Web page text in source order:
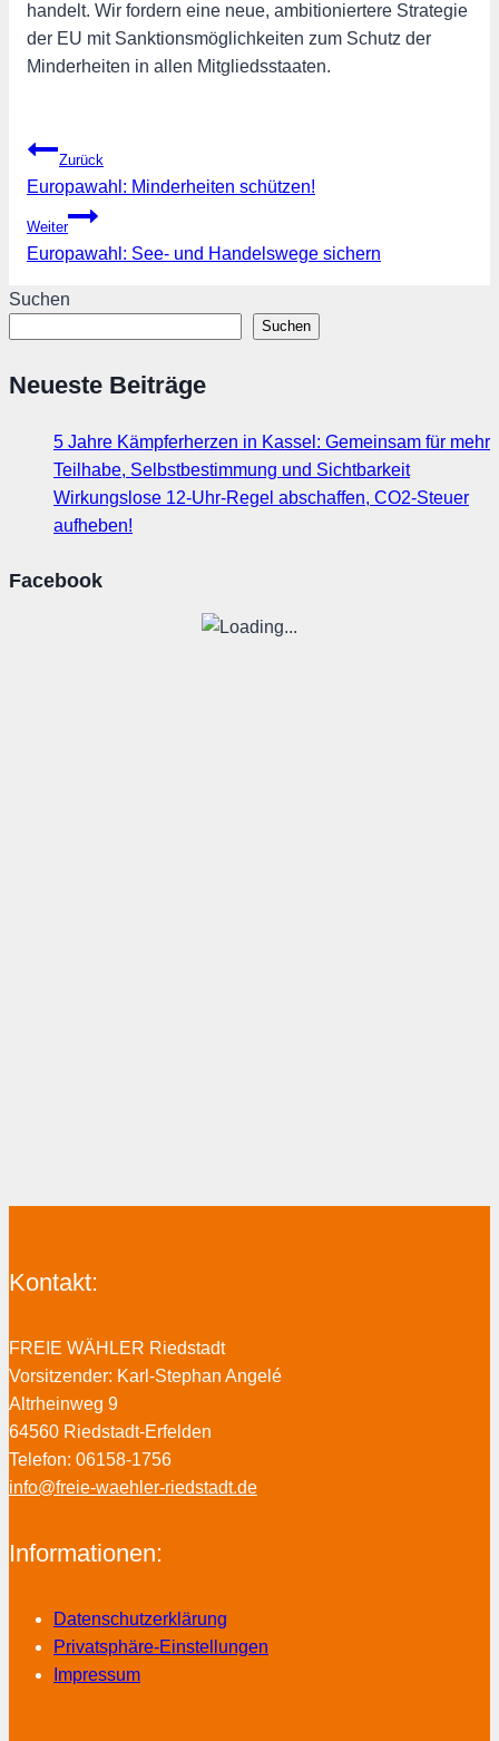
handelt. Wir fordern eine neue, ambitioniertere Strategie
der EU mit Sanktionsmöglichkeiten zum Schutz der
Minderheiten in allen Mitgliedsstaaten.
Beitragsnavigation
Zurück
Europawahl: Minderheiten schützen!
Weiter
Europawahl: See- und Handelswege sichern
Suchen
Suchen
Neueste Beiträge
5 Jahre Kämpferherzen in Kassel: Gemeinsam für mehr
Teilhabe, Selbstbestimmung und Sichtbarkeit
Wirkungslose 12-Uhr-Regel abschaffen, CO2-Steuer
aufheben!
Facebook
Kontakt:
FREIE WÄHLER Riedstadt
Vorsitzender: Karl-Stephan Angelé
Altrheinweg 9
64560 Riedstadt-Erfelden
Telefon: 06158-1756
info@freie-waehler-riedstadt.de
Informationen:
Datenschutzerklärung
Privatsphäre-Einstellungen
Impressum